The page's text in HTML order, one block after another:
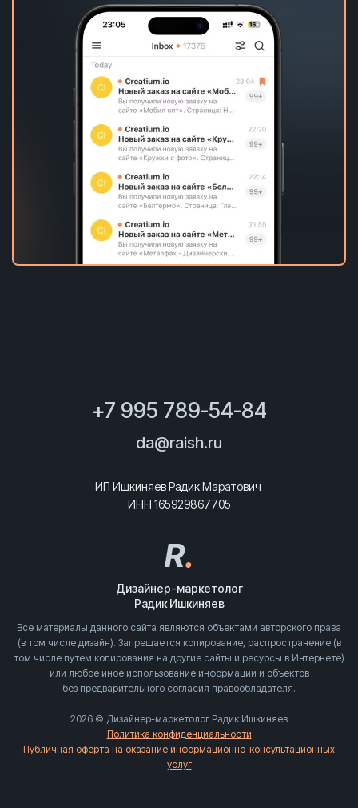
+7 995 789-54-84
da@raish.ru
ИП Ишкиняев Радик Маратович
ИНН 165929867705
R.
Дизайнер-маркетолог
Радик Ишкиняев
Все материалы данного сайта являются объектами авторского права
(в том числе дизайн). Запрещается копирование, распространение (в
том числе путем копирования на другие сайты и ресурсы в Интернете)
или любое иное использование информации и объектов
без предварительного согласия правообладателя.
2026 © Дизайнер-маркетолог Радик Ишкиняев
Политика конфиденциальности
Публичная оферта на оказание информационно-консультационных
услуг